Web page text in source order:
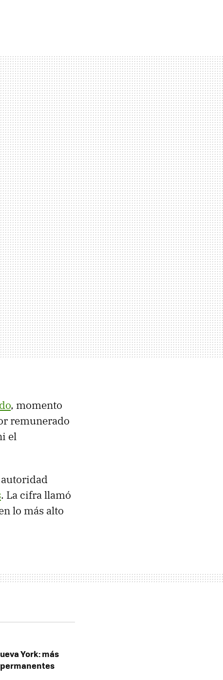
, momento
remunerado
el
. La cifra llamó
lo más alto
York: más